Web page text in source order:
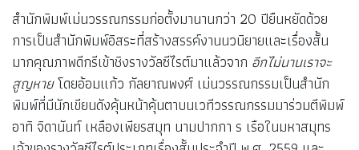
สำนักพิมพ์เม่นวรรณกรรมก่อตั้งมานานกว่า 20 ปียืนหยัดด้วย
การเป็นสำนักพิมพ์อิสระที่สร้างสรรค์งานนวนิยายและเรื่องสั้น
มากคุณภาพดีกรีเข้าชิงรางวัลซีไรต์มาแล้วจาก อีกไม่นานเราจะ
สูญหายโดยอ้อมแก้ว กัลยาณพงศ์ เม่นวรรณกรรมเป็นสำนัก
พิมพ์ที่มีนักเขียนดังคุ้นหน้าคุ้นตาบนเวทีวรรณกรรมมาร่วมตีพิมพ์
อาทิ จิดานันท์ เหลืองเพียรสมุท นามปากกา ร เรือในมหาสมุทร